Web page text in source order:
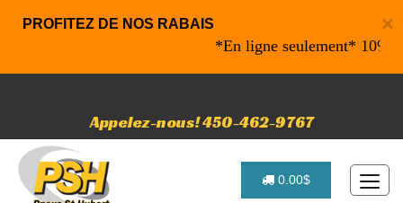
×
PROFITEZ DE NOS RABAIS
*En ligne seulement* 10% de
Appelez-nous! 450-462-9767
0.00$